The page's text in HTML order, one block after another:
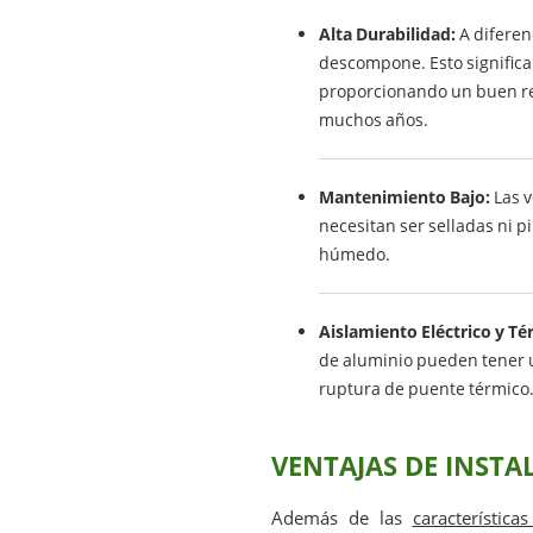
Alta Durabilidad: A
descompone. Esto
proporcionando un buen
muchos años.
Mantenimiento Bajo: Las
necesitan ser selladas ni
húmedo.
Aislamiento Eléctrico y
de aluminio pueden tener
ruptura de puente
VENTAJAS DE
Además de las